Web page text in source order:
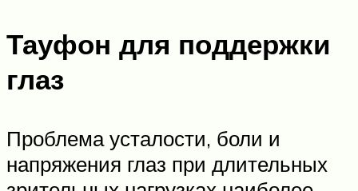
Тауфон для поддержки
глаз
Проблема усталости, боли и
напряжения глаз при длительных